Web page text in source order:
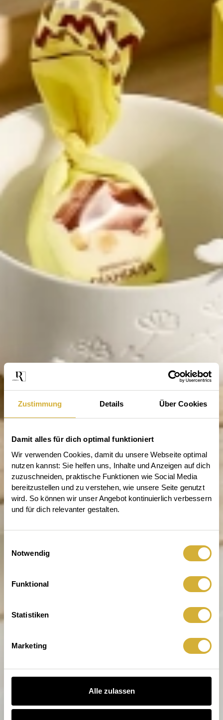
Zustimmung Details Über Cookies
Damit alles für dich optimal funktioniert
Wir verwenden Cookies, damit du unsere Webseite optimal
nutzen kannst: Sie helfen uns, Inhalte und Anzeigen auf dich
zuzuschneiden, praktische Funktionen wie Social Media
bereitzustellen und zu verstehen, wie unsere Seite genutzt
wird. So können wir unser Angebot kontinuierlich verbessern
und für dich relevanter gestalten.
Notwendig
Funktional
Statistiken
Marketing
Alle zulassen
Entdecke die Welt von räder